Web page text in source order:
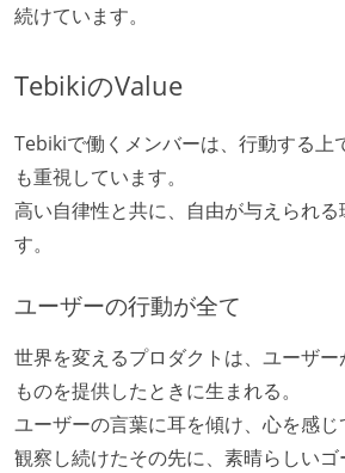
続けています。
TebikiのValue
Tebikiで働くメンバーは、行動する上
も重視しています。
高い自律性と共に、自由が与えられる
す。
ユーザーの行動が全て
世界を変えるプロダクトは、ユーザ
ものを提供したときに生まれる。
ユーザーの言葉に耳を傾け、心を感
観察し続けたその先に、素晴らしい